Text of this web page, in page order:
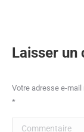
Laisser un
Votre adresse e-
*
Commentaire